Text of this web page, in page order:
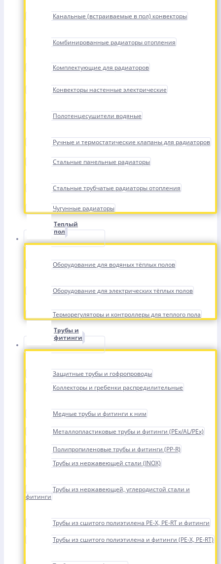
Канальные (встраиваемые в пол) конвекторы
Комбинированные радиаторы отопления
Комплектующие для радиаторов
Конвекторы настенные электрические
Полотенцесушители водяные
Ручные и термостатические клапаны для радиаторов
Стальные панельные радиаторы
Стальные трубчатые радиаторы отопления
Чугунные радиаторы
Теплый
пол
Оборудование для водяных тёплых полов
Оборудование для электрических тёплых полов
Терморегуляторы и контроллеры для теплого пола
Трубы и
фитинги
Защитные трубы и гофропроводы
Коллекторы и гребенки распредилительные
Медные трубы и фитинги к ним
Металлопластиковые трубы и фитинги (PEx/AL/PEx)
Полипропиленовые трубы и фитинги (PP-R)
Трубы из нержавеющей стали (INOX)
Трубы из нержавеющей, углеродистой стали и
фитинги
Трубы из сшитого полиэтилена PE-X, PE-RT и фитинги
Трубы из сшитого полиэтилена и фитинги (PE-X, PE-RT)